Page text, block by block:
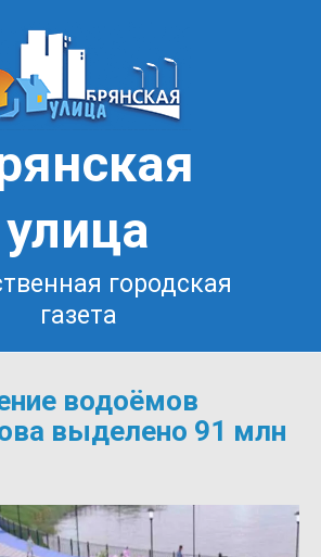
улица
городская
газета
водоёмов
выделено 91 млн